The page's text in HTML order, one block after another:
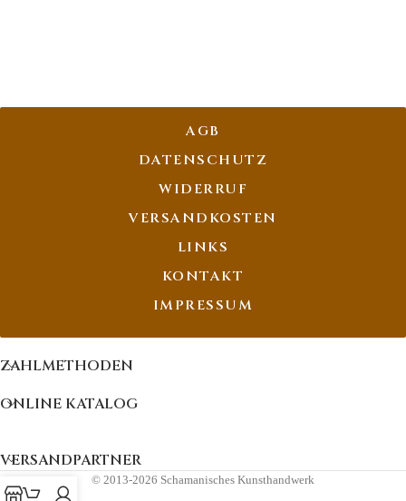
AGB
DATENSCHUTZ
WIDERRUF
VERSANDKOSTEN
LINKS
KONTAKT
IMPRESSUM
ZAHLMETHODEN
ONLINE KATALOG
VERSANDPARTNER
© 2013-2026 Schamanisches Kunsthandwerk